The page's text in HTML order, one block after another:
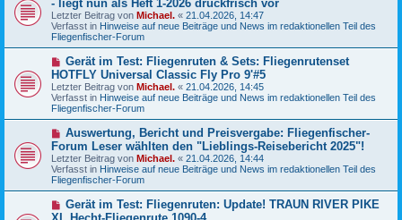
t
r
a
u
e
r
B
e
t
r
a
g
- liegt nun als Heft 1-2026 druckfrisch vor
Letzter Beitrag von Michael. « 21.04.2026, 14:47
Verfasst in Hinweise auf neue Beiträge und News im redaktionellen Teil des
Fliegenfischer-Forum
N
e
u
e
r
B
e
t
r
a
g
Gerät im Test: Fliegenruten & Sets: Fliegenrutenset
HOTFLY Universal Classic Fly Pro 9'#5
Letzter Beitrag von Michael. « 21.04.2026, 14:45
Verfasst in Hinweise auf neue Beiträge und News im redaktionellen Teil des
Fliegenfischer-Forum
N
u
e
r
B
e
t
Auswertung, Bericht und Preisvergabe: Fliegenfischer-
Forum Leser wählten den "Lieblings-Reisebericht 2025"!
Letzter Beitrag von Michael. « 21.04.2026, 14:44
Verfasst in Hinweise auf neue Beiträge und News im redaktionellen Teil des
Fliegenfischer-Forum
N
e
Gerät im Test: Fliegenruten: Update! TRAUN RIVER PIKE